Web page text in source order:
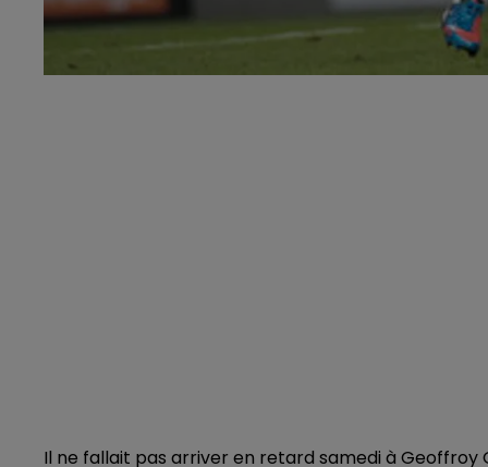
Il ne fallait pas arriver en retard samedi à Geoffroy